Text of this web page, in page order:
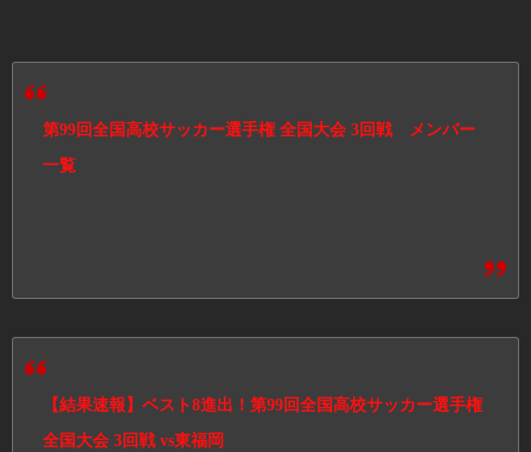
第99回全国高校サッカー選手権 全国大会 3回戦 メンバー
一覧
【結果速報】ベスト8進出！第99回全国高校サッカー選手権
全国大会 3回戦 vs東福岡